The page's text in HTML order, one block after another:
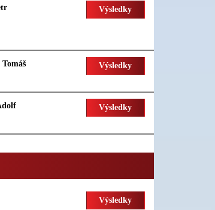
Výsledky
Výsledky
Výsledky
Výsledky